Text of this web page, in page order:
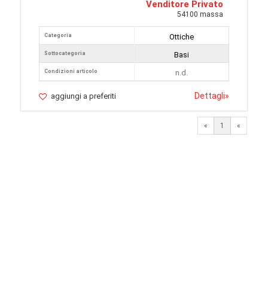
Venditore Privato
54100 massa
Categoria
Sottocategoria
Condizioni articolo
Ottiche
Basi
n.d.
aggiungi a preferiti Dettagli»
« 1 «